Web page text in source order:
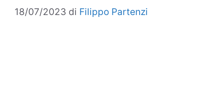
18/07/2023 di Filippo Partenzi